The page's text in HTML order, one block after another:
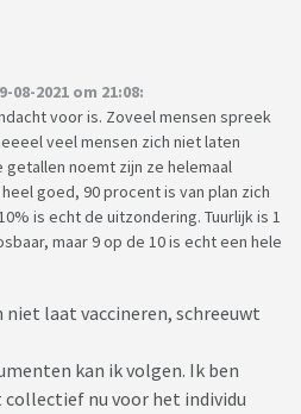
2021 om 21:08:
voor is. Zoveel mensen spreek
veel mensen zich niet laten
getallen noemt zijn ze helemaal
goed, 90 procent is van plan zich
is echt de uitzondering. Tuurlijk is 1
maar 9 op de 10 is echt een hele
niet laat vaccineren, schreeuwt
kan ik volgen. Ik ben
nu voor het individu